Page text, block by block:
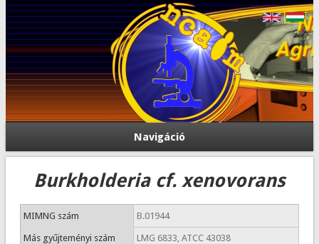
Navigáció
Burkholderia cf. xenovorans
MIMNG szám B.01944
Más gyűjteményi szám LMG 6833, ATCC 43038